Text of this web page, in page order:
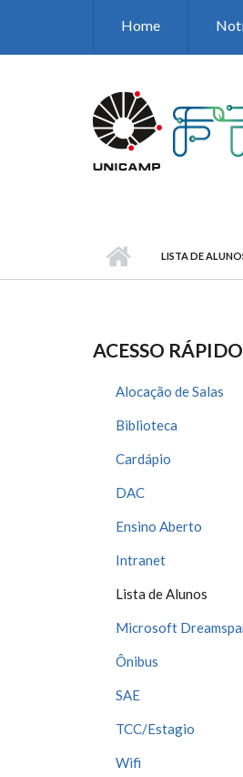
Home
LISTA DE
ACESSO RÁPIDO
Alocação de Salas
Biblioteca
Cardápio
DAC
Ensino Aberto
Intranet
Lista de Alunos
Microsoft
Ônibus
SAE
TCC/Estagio
Wifi